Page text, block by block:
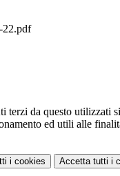
22.pdf
terzi da questo utilizzati
ed utili alle
i cookies Accetta tutti i